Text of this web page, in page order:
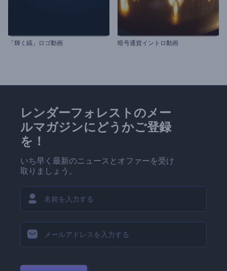
「輝く縞」ロゴ動画 暗号通貨イントロ動画
レンダーフォレストのメー
ルマガジンにどうかご登録
を！
いち早く最新のニュースとオファーを受け
取りましょう。